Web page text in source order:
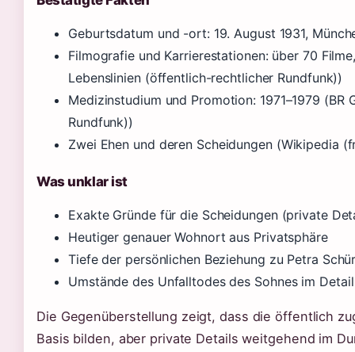
Geburtsdatum und -ort: 19. August 1931,
Filmografie und Karrierestationen: über 70
Lebenslinien (öffentlich-rechtlicher Rundfunk))
Medizinstudium und Promotion: 1971–1979
Rundfunk))
Zwei Ehen und deren Scheidungen (Wikipedia
Was unklar ist
Exakte Gründe für die Scheidungen (private
Heutiger genauer Wohnort aus Privatsphäre
Tiefe der persönlichen Beziehung zu Petra
Umstände des Unfalltodes des Sohnes im Detail
Die Gegenüberstellung zeigt, dass die öffentlich
Basis bilden, aber private Details weitgehend im